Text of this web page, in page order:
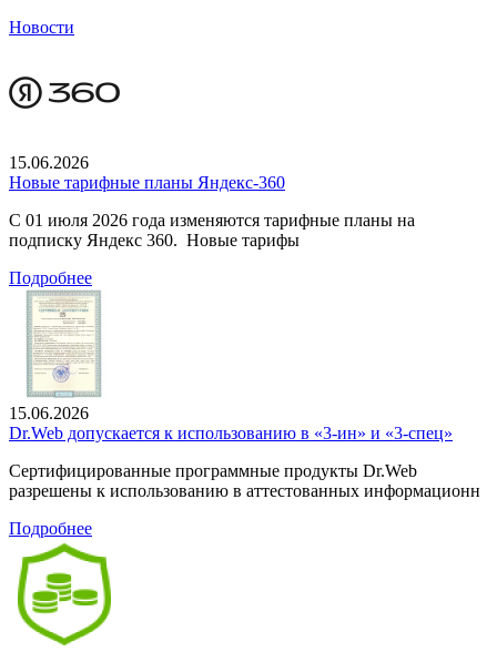
Новости
15.06.2026
Новые тарифные планы Яндекс-360
С 01 июля 2026 года изменяются тарифные планы на
подписку Яндекс 360. Новые тарифы
Подробнее
15.06.2026
Dr.Web допускается к использованию в «3-ин» и «3-спец»
Сертифицированные программные продукты Dr.Web
разрешены к использованию в аттестованных информационн
Подробнее